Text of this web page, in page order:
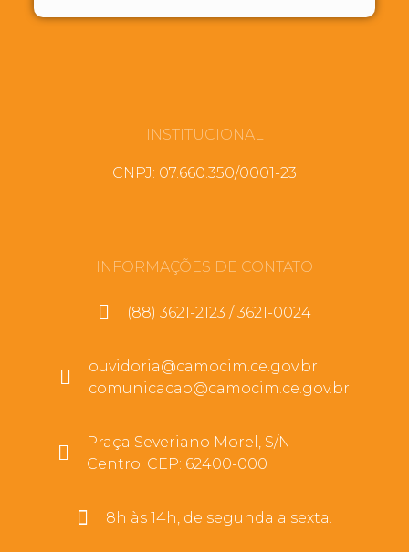
INSTITUCIONAL
CNPJ: 07.660.350/0001-23
INFORMAÇÕES DE CONTATO
(88) 3621-2123 / 3621-0024
ouvidoria@camocim.ce.gov.br
comunicacao@camocim.ce.gov.br
Praça Severiano Morel, S/N –
Centro. CEP: 62400-000
8h às 14h, de segunda a sexta.